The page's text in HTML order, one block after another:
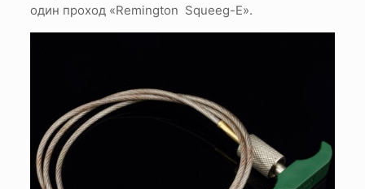
один проход «Remington Squeeg-E».